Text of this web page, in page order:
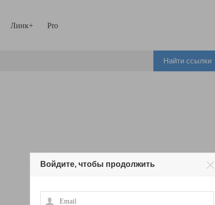
Линк+ Pro
Найти ссылки
Войдите, чтобы продолжить
Email